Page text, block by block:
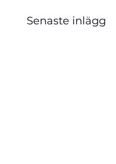
Senaste inlägg